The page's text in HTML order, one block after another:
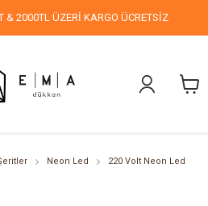
& 2000TL ÜZERİ KARGO ÜCRETSİZ
Neon Led
220 Volt Neon Led